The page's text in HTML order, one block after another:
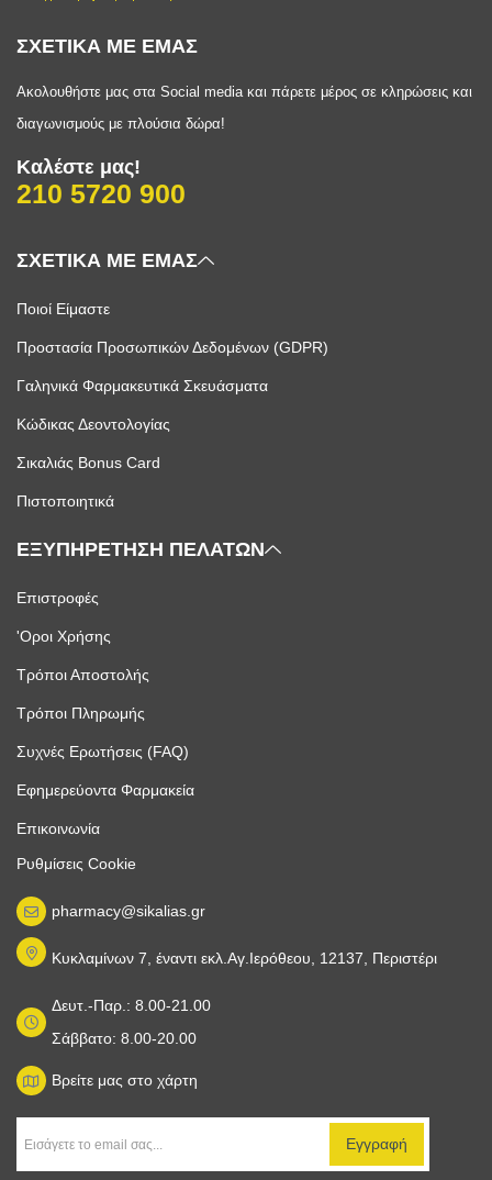
ΣΧΕΤΙΚΑ ΜΕ ΕΜΑΣ
Ακολουθήστε μας στα Social media και πάρετε μέρος σε κληρώσεις και
διαγωνισμούς με πλούσια δώρα!
Καλέστε μας!
210 5720 900
ΣΧΕΤΙΚΑ ΜΕ ΕΜΑΣ
Ποιοί Είμαστε
Προστασία Προσωπικών Δεδομένων (GDPR)
Γαληνικά Φαρμακευτικά Σκευάσματα
Κώδικας Δεοντολογίας
Σικαλιάς Bonus Card
Πιστοποιητικά
ΕΞΥΠΗΡΕΤΗΣΗ ΠΕΛΑΤΩΝ
Επιστροφές
'Οροι Χρήσης
Τρόποι Αποστολής
Τρόποι Πληρωμής
Συχνές Ερωτήσεις (FAQ)
Εφημερεύοντα Φαρμακεία
Επικοινωνία
Ρυθμίσεις Cookie
pharmacy@sikalias.gr
Κυκλαμίνων 7, έναντι εκλ.Αγ.Ιερόθεου, 12137, Περιστέρι
Δευτ.-Παρ.: 8.00-21.00
Σάββατο: 8.00-20.00
Βρείτε μας στο χάρτη